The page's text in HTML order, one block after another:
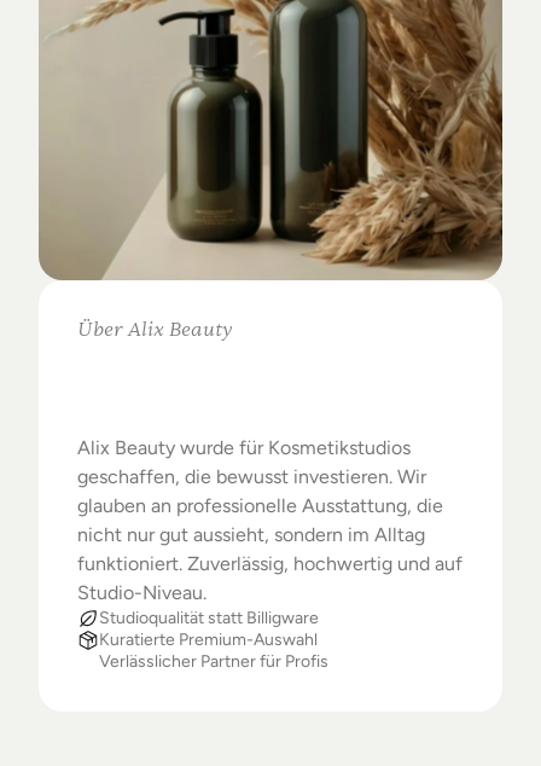
Über Alix Beauty
Alix Beauty wurde für Kosmetikstudios
geschaffen, die bewusst investieren. Wir
glauben an professionelle Ausstattung, die
nicht nur gut aussieht, sondern im Alltag
funktioniert. Zuverlässig, hochwertig und auf
Studio-Niveau.
Studioqualität statt Billigware
Kuratierte Premium-Auswahl
Verlässlicher Partner für Profis